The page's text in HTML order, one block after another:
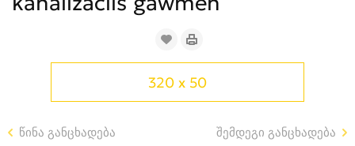
320 x 50
წინა განცხადება შემდეგი განცხადება